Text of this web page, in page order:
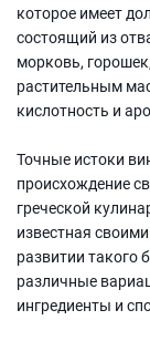
которое имеет
состоящий из
морковь,
растительным
кислотность и
Точные истоки
происхождение
греческой
известная
развитии такого
различные
ингредиенты и